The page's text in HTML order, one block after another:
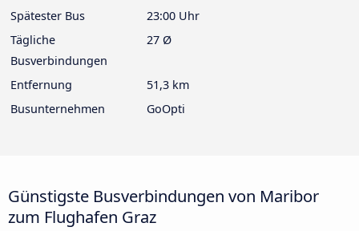
Spätester Bus
23:00 Uhr
Tägliche
Busverbindungen
27 Ø
Entfernung
51,3 km
Busunternehmen
GoOpti
Günstigste Busverbindungen von Maribor
zum Flughafen Graz